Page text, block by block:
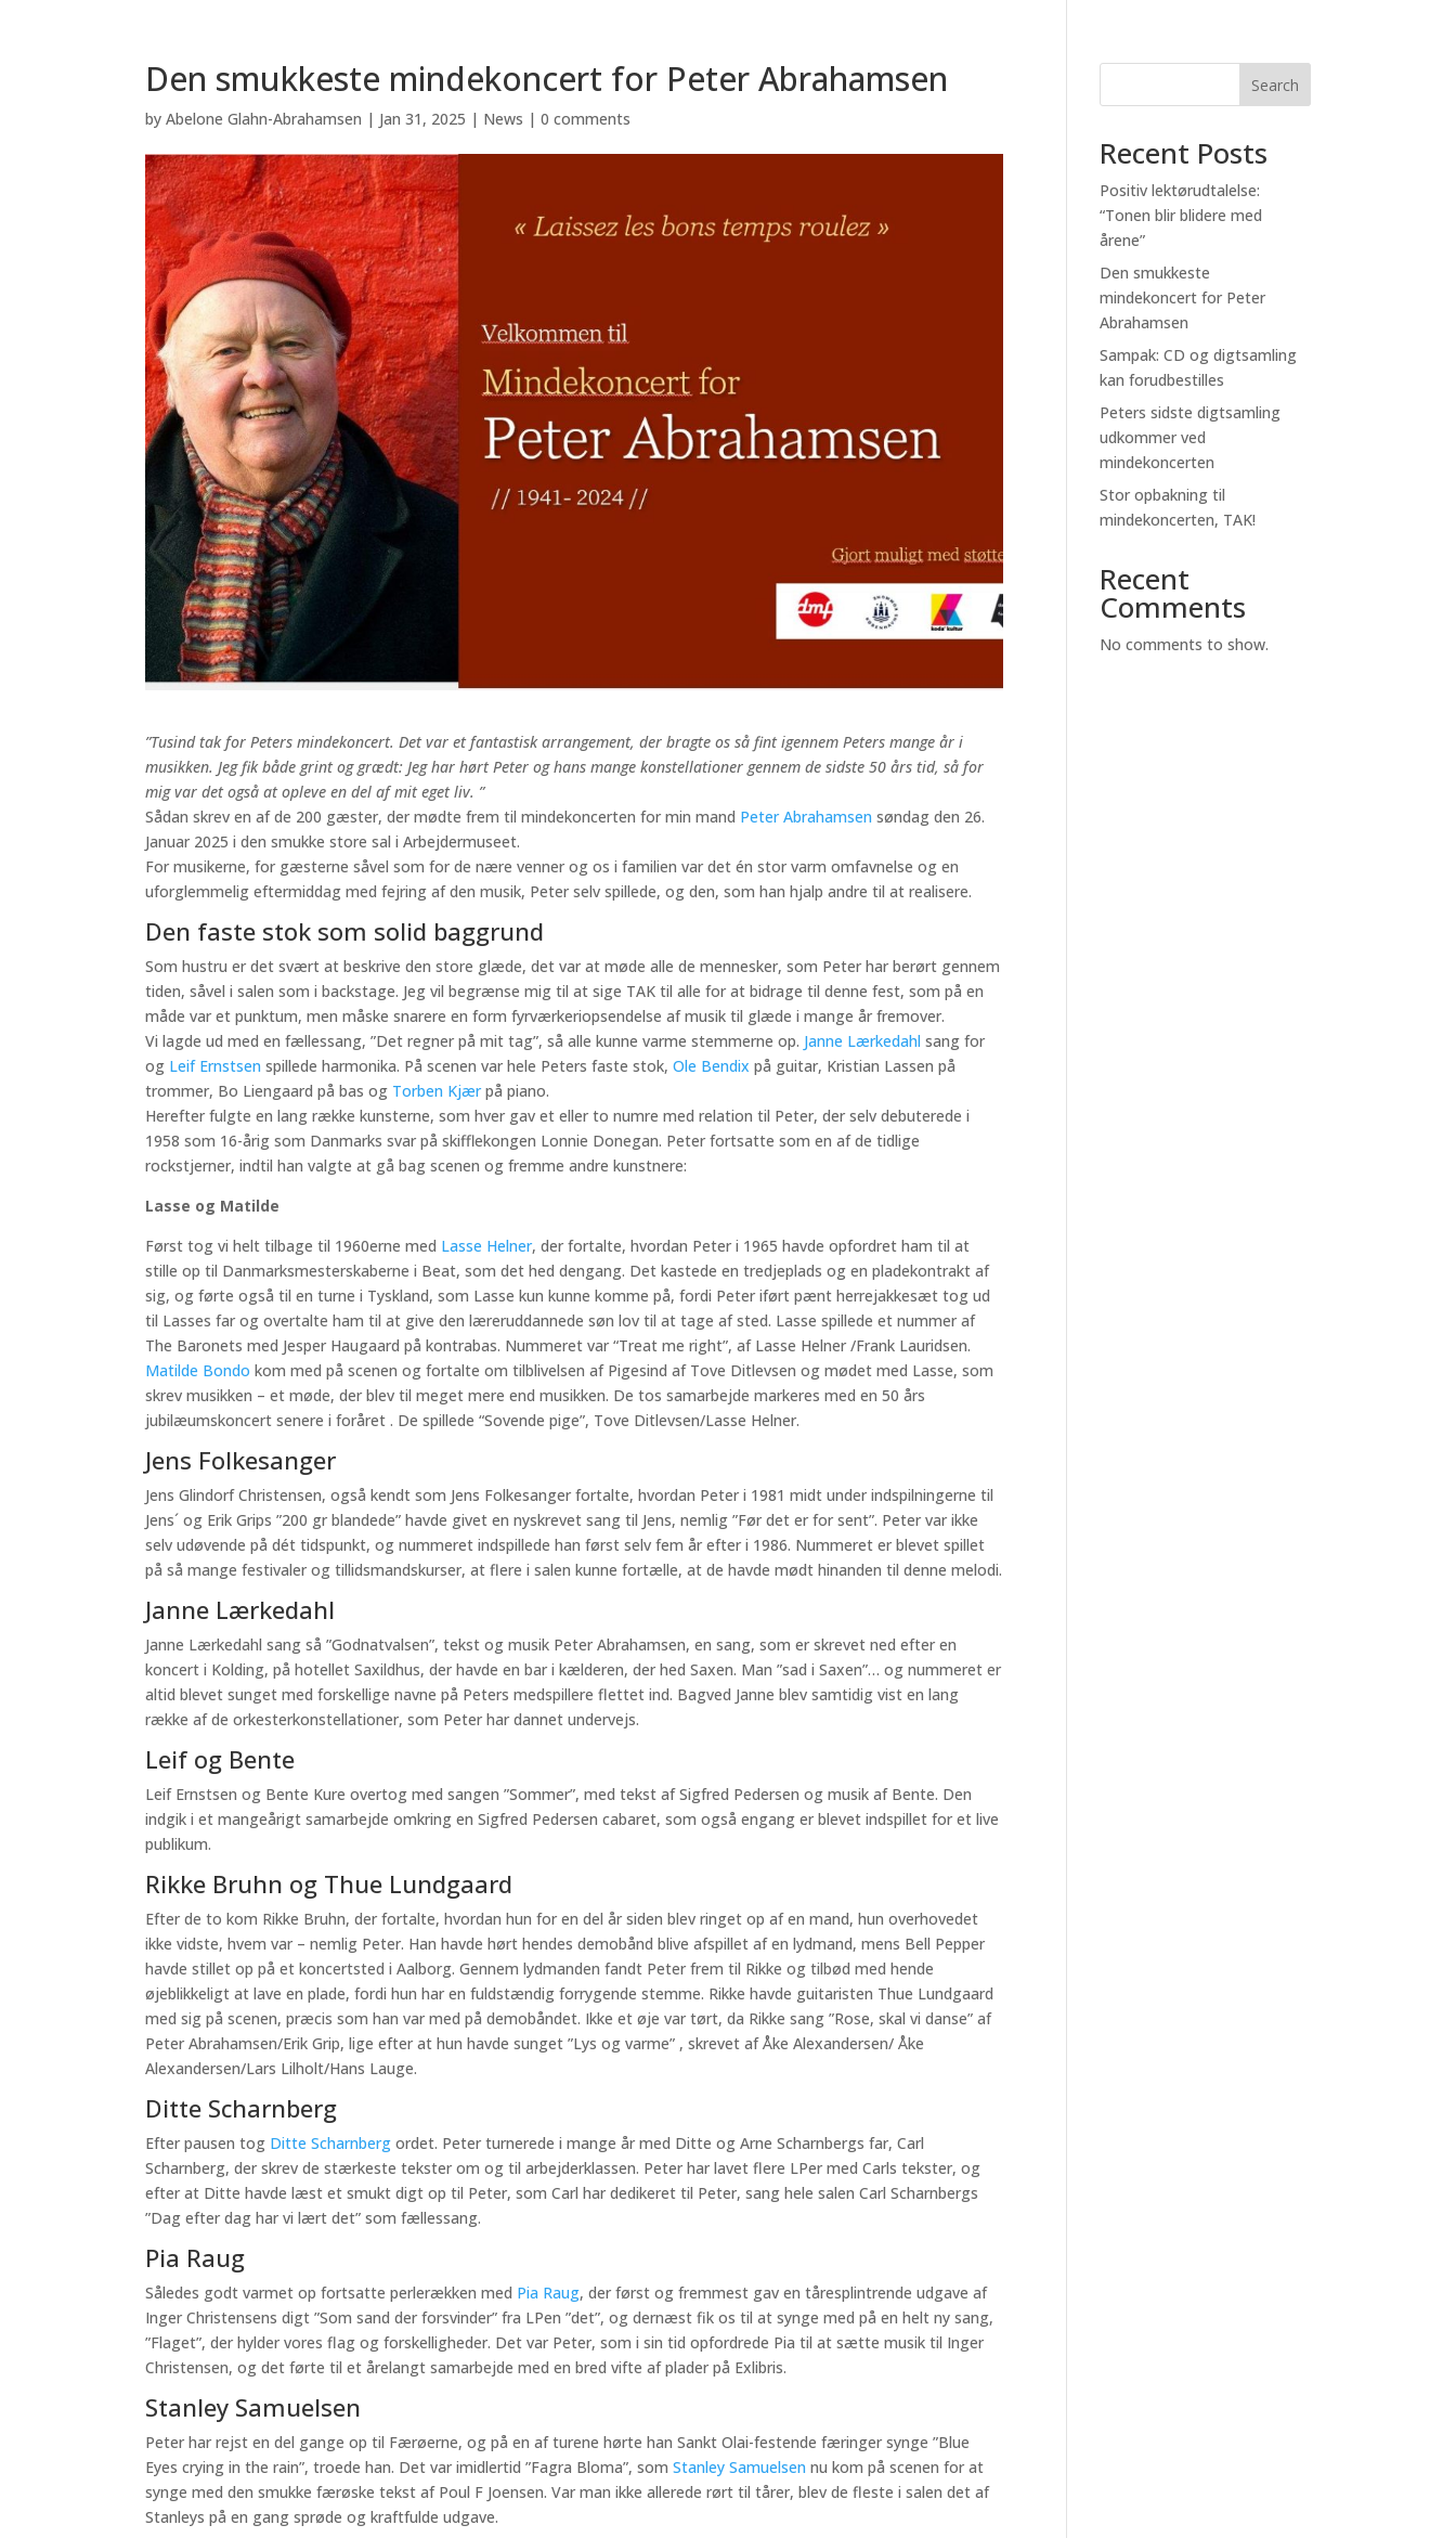
Den smukkeste mindekoncert for Peter Abrahamsen
byAbelone Glahn-Abrahamsen | Jan 31, 2025 | News |0 comments
”Tusind tak for Peters mindekoncert. Det var et fantastisk arrangement, der bragte os så fint igennem Peters mange år i
musikken. Jeg fik både grint og grædt: Jeg har hørt Peter og hans mange konstellationer gennem de sidste 50 års tid, så for
mig var det også at opleve en del af mit eget liv. ”
Sådan skrev en af de 200 gæster, der mødte frem til mindekoncerten for min mand Peter Abrahamsen søndag den 26.
Januar 2025 i den smukke store sal i Arbejdermuseet.
For musikerne, for gæsterne såvel som for de nære venner og os i familien var det én stor varm omfavnelse og en
uforglemmelig eftermiddag med fejring af den musik, Peter selv spillede, og den, som han hjalp andre til at realisere.
Den faste stok som solid baggrund
Som hustru er det svært at beskrive den store glæde, det var at møde alle de mennesker, som Peter har berørt gennem
tiden, såvel i salen som i backstage. Jeg vil begrænse mig til at sige TAK til alle for at bidrage til denne fest, som på en
måde var et punktum, men måske snarere en form fyrværkeriopsendelse af musik til glæde i mange år fremover.
Vi lagde ud med en fællessang, ”Det regner på mit tag”, så alle kunne varme stemmerne op. Janne Lærkedahl sang for
og Leif Ernstsen spillede harmonika. På scenen var hele Peters faste stok,Ole Bendix på guitar, Kristian Lassen på
trommer, Bo Liengaard på bas og Torben Kjærpå piano.
Herefter fulgte en lang række kunsterne, som hver gav et eller to numre med relation til Peter, der selv debuterede i
1958 som 16-årig som Danmarks svar på skifflekongen Lonnie Donegan. Peter fortsatte som en af de tidlige
rockstjerner, indtil han valgte at gå bag scenen og fremme andre kunstnere:
Lasse og Matilde
Først tog vi helt tilbage til 1960erne med Lasse Helner, der fortalte, hvordan Peter i 1965 havde opfordret ham til at
stille op til Danmarksmesterskaberne i Beat, som det hed dengang. Det kastede en tredjeplads og en pladekontrakt af
sig, og førte også til en turne i Tyskland, som Lasse kun kunne komme på, fordi Peter iført pænt herrejakkesæt tog ud
til Lasses far og overtalte ham til at give den læreruddannede søn lov til at tage af sted. Lasse spillede et nummer af
The Baronets med Jesper Haugaard på kontrabas. Nummeret var “Treat me right”, af Lasse Helner /Frank Lauridsen.
Matilde Bondo kom med på scenen og fortalte om tilblivelsen af Pigesind af Tove Ditlevsen og mødet med Lasse, som
skrev musikken – et møde, der blev til meget mere end musikken. De tos samarbejde markeres med en 50 års
jubilæumskoncert senere i foråret . De spillede “Sovende pige”, Tove Ditlevsen/Lasse Helner.
Jens Folkesanger
Jens Glindorf Christensen, også kendt som Jens Folkesanger fortalte, hvordan Peter i 1981 midt under indspilningerne til
Jens´ og Erik Grips ”200 gr blandede” havde givet en nyskrevet sang til Jens, nemlig ”Før det er for sent”. Peter var ikke
selv udøvende på dét tidspunkt, og nummeret indspillede han først selv fem år efter i 1986. Nummeret er blevet spillet
på så mange festivaler og tillidsmandskurser, at flere i salen kunne fortælle, at de havde mødt hinanden til denne melodi.
Janne Lærkedahl
Janne Lærkedahl sang så ”Godnatvalsen”, tekst og musik Peter Abrahamsen, en sang, som er skrevet ned efter en
koncert i Kolding, på hotellet Saxildhus, der havde en bar i kælderen, der hed Saxen. Man ”sad i Saxen”… og nummeret er
altid blevet sunget med forskellige navne på Peters medspillere flettet ind. Bagved Janne blev samtidig vist en lang
række af de orkesterkonstellationer, som Peter har dannet undervejs.
Leif og Bente
Leif Ernstsen og Bente Kure overtog med sangen ”Sommer”, med tekst af Sigfred Pedersen og musik af Bente. Den
indgik i et mangeårigt samarbejde omkring en Sigfred Pedersen cabaret, som også engang er blevet indspillet for et live
publikum.
Rikke Bruhn og Thue Lundgaard
Efter de to kom Rikke Bruhn, der fortalte, hvordan hun for en del år siden blev ringet op af en mand, hun overhovedet
ikke vidste, hvem var – nemlig Peter. Han havde hørt hendes demobånd blive afspillet af en lydmand, mens Bell Pepper
havde stillet op på et koncertsted i Aalborg. Gennem lydmanden fandt Peter frem til Rikke og tilbød med hende
øjeblikkeligt at lave en plade, fordi hun har en fuldstændig forrygende stemme. Rikke havde guitaristen Thue Lundgaard
med sig på scenen, præcis som han var med på demobåndet. Ikke et øje var tørt, da Rikke sang ”Rose, skal vi danse” af
Peter Abrahamsen/Erik Grip, lige efter at hun havde sunget ”Lys og varme” , skrevet af Åke Alexandersen/ Åke
Alexandersen/Lars Lilholt/Hans Lauge.
Ditte Scharnberg
Efter pausen tog Ditte Scharnberg ordet. Peter turnerede i mange år med Ditte og Arne Scharnbergs far, Carl
Scharnberg, der skrev de stærkeste tekster om og til arbejderklassen. Peter har lavet flere LPer med Carls tekster, og
efter at Ditte havde læst et smukt digt op til Peter, som Carl har dedikeret til Peter, sang hele salen Carl Scharnbergs
”Dag efter dag har vi lært det” som fællessang.
Pia Raug
Således godt varmet op fortsatte perlerækken med Pia Raug, der først og fremmest gav en tåresplintrende udgave af
Inger Christensens digt ”Som sand der forsvinder” fra LPen ”det”, og dernæst fik os til at synge med på en helt ny sang,
”Flaget”, der hylder vores flag og forskelligheder. Det var Peter, som i sin tid opfordrede Pia til at sætte musik til Inger
Christensen, og det førte til et årelangt samarbejde med en bred vifte af plader på Exlibris.
Stanley Samuelsen
Peter har rejst en del gange op til Færøerne, og på en af turene hørte han Sankt Olai-festende færinger synge ”Blue
Eyes crying in the rain”, troede han. Det var imidlertid ”Fagra Bloma”, somStanley Samuelsen nu kom på scenen for at
synge med den smukke færøske tekst af Poul F Joensen. Var man ikke allerede rørt til tårer, blev de fleste i salen det af
Stanleys på en gang sprøde og kraftfulde udgave.
Search
Recent Posts
Positiv lektørudtalelse:
“Tonen blir blidere med
årene”
Den smukkeste
mindekoncert for Peter
Abrahamsen
Sampak: CD og digtsamling
kan forudbestilles
Peters sidste digtsamling
udkommer ved
mindekoncerten
Stor opbakning til
mindekoncerten, TAK!
Recent
Comments
No comments to show.